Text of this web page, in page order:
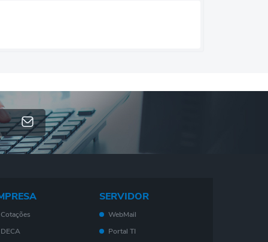
Cotações
DECA
SERVIDOR
WebMail
Portal TI